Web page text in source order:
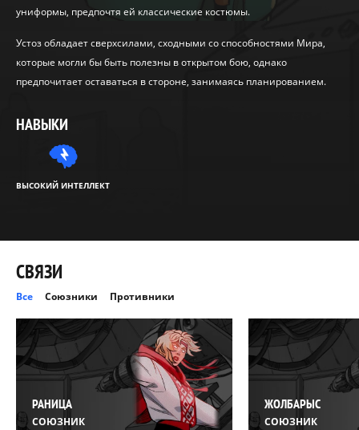
униформы, предпочтя ей классические костюмы.
Устоз обладает сверхсилами, сходными со способностями Мира,
которые могли бы быть полезны в открытом бою, однако
предпочитает оставаться в стороне, занимаясь планированием.
НАВЫКИ
ВЫСОКИЙ ИНТЕЛЛЕКТ
СВЯЗИ
Все Союзники Противники
РАНИЦА
СОЮЗНИК
ЖОЛБАРЫС
СОЮЗНИК